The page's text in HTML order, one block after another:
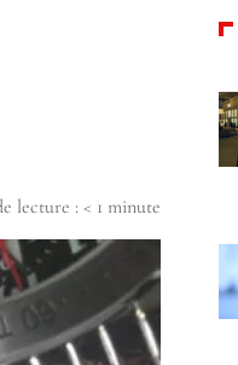
lecture : < 1 minute